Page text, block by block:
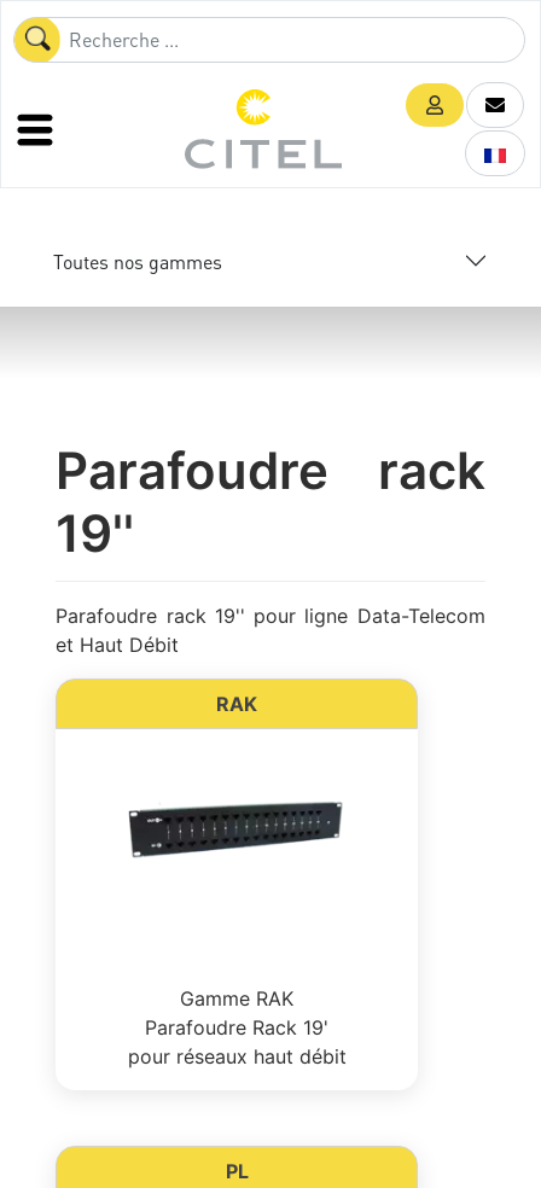
Toutes nos gammes
Parafoudre rack
19''
Parafoudre rack 19'' pour ligne Data-Telecom
et Haut Débit
RAK
Gamme RAK
Parafoudre Rack 19'
pour réseaux haut débit
PL